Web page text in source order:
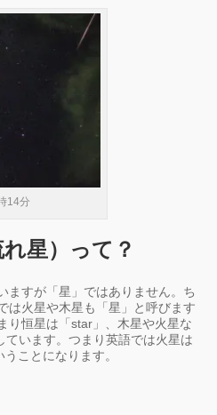
14分
星）って？
ますが「星」ではありません。ち
は火星や木星も「星」と呼びます
り恒星は「star」、木星や火星な
ています。つまり英語では火星は
ことになります。